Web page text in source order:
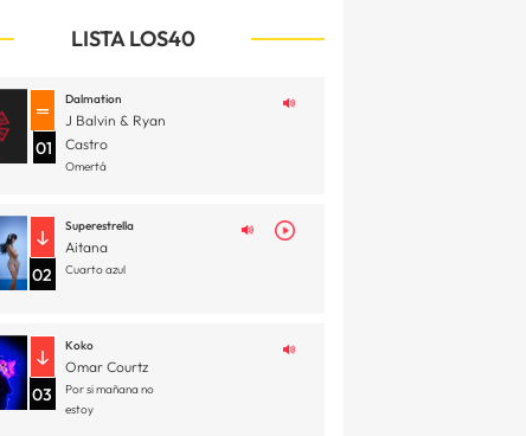
LISTA LOS40
01
Dalmation
J Balvin & Ryan
Castro
Omertá
02
Superestrella
Aitana
Cuarto azul
03
Koko
Omar Courtz
Por si mañana no
estoy